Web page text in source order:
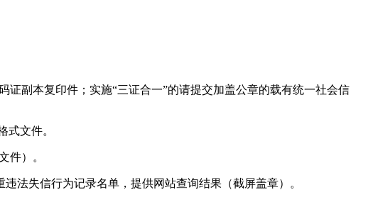
副本复印件；实施“三证合一”的请提交加盖公章的载有统一社会信
式文件。
件）。
法失信行为记录名单，提供网站查询结果（截屏盖章）。